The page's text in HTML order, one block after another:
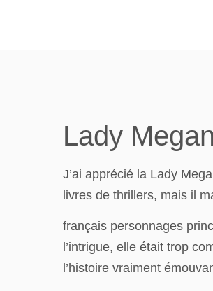
Lady
J’ai apprécié la Lady
livres de thrillers, mais il
français personnages
l’intrigue, elle était trop
l’histoire vraiment